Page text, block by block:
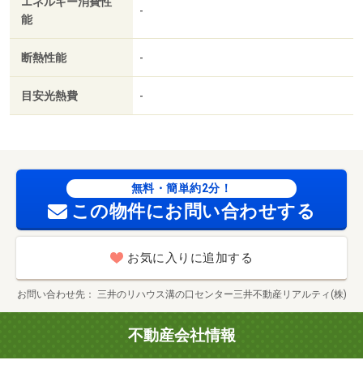
能
-
断熱性能 -
目安光熱費 -
無料・簡単約2分！
この物件にお問い合わせする
お気に入りに追加する
お問い合わせ先 三井のリハウス溝の口センター三井不動産リアルティ(株)
不動産会社情報